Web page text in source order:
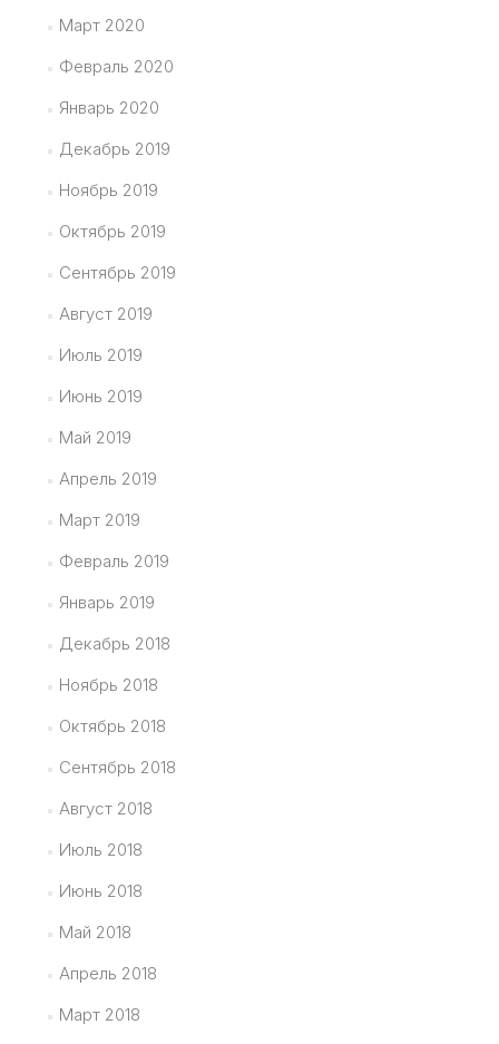
Март 2020
Февраль 2020
Январь 2020
Декабрь 2019
Ноябрь 2019
Октябрь 2019
Сентябрь 2019
Август 2019
Июль 2019
Июнь 2019
Май 2019
Апрель 2019
Март 2019
Февраль 2019
Январь 2019
Декабрь 2018
Ноябрь 2018
Октябрь 2018
Сентябрь 2018
Август 2018
Июль 2018
Июнь 2018
Май 2018
Апрель 2018
Март 2018